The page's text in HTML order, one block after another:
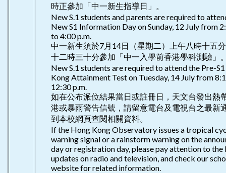
時正參加「中一新生指導日」。
New S.1 students and parents are required to
New S1 Information Day on Sunday, 12 July from
to 4:00 p.m.
中一新生須於7月14日（星期二）上午八時十五
十二時三十分參加「中一入學前香港學科測驗」
New S.1 students are required to attend the Pre-
Kong Attainment Test on Tuesday, 14 July from
12:30 p.m.
如在公布派位結果當日或註冊日，天文台發出熱
港或暴雨警告信號，請留意電台及電視台之最新
到本校網頁查閱相關資料。
If the Hong Kong Observatory issues a tropical
warning signal or a rainstorm warning on the
day or registration day, please pay attention to the
updates on radio and television, and check our
website for related information.